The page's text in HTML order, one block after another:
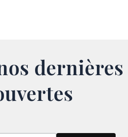
dernières